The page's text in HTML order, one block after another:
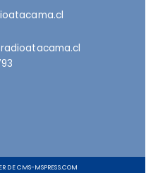
DE CMS-MSPRESS.COM